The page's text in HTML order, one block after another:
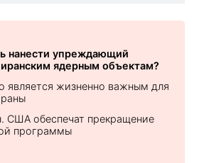
нанести упреждающий
ядерным объектам?
является жизненно важным для
США обеспечат прекращение
программы